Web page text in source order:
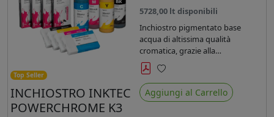
Top Seller
INCHIOSTRO INKTEC
POWERCHROME K3
5728,00 lt disponibili
Inchiostro pigmentato base
acqua di altissima qualità
cromatica, grazie alla
concentrazione di pigmenti
permette di realizzare stampe di
altissima qualità e ridurre la curva
colore fino ad un 20 % rispetto
Preferiti
Aggiungi al Carrello